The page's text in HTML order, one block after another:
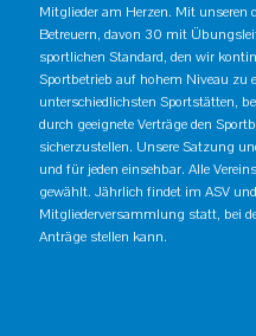
Mitglieder am Herzen. Mit
Betreuern, davon 30 mit
sportlichen Standard, den wir
Sportbetrieb auf hohem Niveau zu
unterschiedlichsten Sportstätten,
durch geeignete Verträge den
sicherzustellen. Unsere Satzung
und für jeden einsehbar. Alle
gewählt. Jährlich findet im ASV
Mitgliederversammlung statt, bei
Anträge stellen kann.